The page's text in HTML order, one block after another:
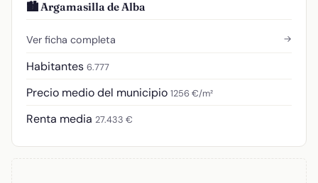
🏙️ Argamasilla de Alba
Ver ficha completa →
Habitantes 6.777
Precio medio del municipio 1256 €/m²
Renta media 27.433 €